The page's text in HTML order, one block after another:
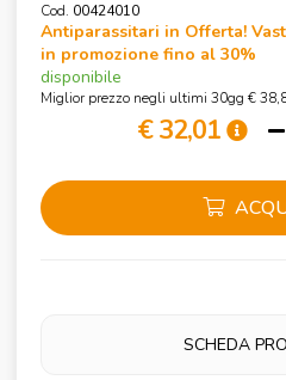
Cod. 00424010
Antiparassitari in Offerta!
in promozione fino al 30%
disponibile
Miglior prezzo negli ultimi 30gg €
€ 32,01
SCHEDA